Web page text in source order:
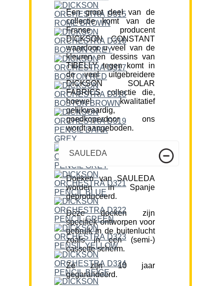
Een groot deel van de
collectie komt van de
Franse producent
DICKSON CONSTANT
waardoor u veel van de
kleuren en dessins van
TIBELLY tegen komt in
de veel uitgebreidere
DICKSON SOLAR
FABRICS collectie die,
hoewel kwalitatief
gelijkwaardig,
goedkoperdoor ons
wordt aangeboden.
SAULEDA
Doeken van SAULEDA
worden in Spanje
geproduceerd.
Deze doeken zijn
specifiek ontworpen voor
gebruik in de buitenlucht
zoals in een (semi-)
cassette scherm.
Ze zijn 10 jaar
gegarandeerd.